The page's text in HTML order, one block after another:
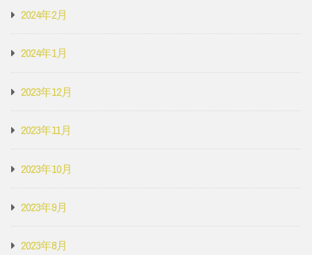
2024年2月
2024年1月
2023年12月
2023年11月
2023年10月
2023年9月
2023年8月